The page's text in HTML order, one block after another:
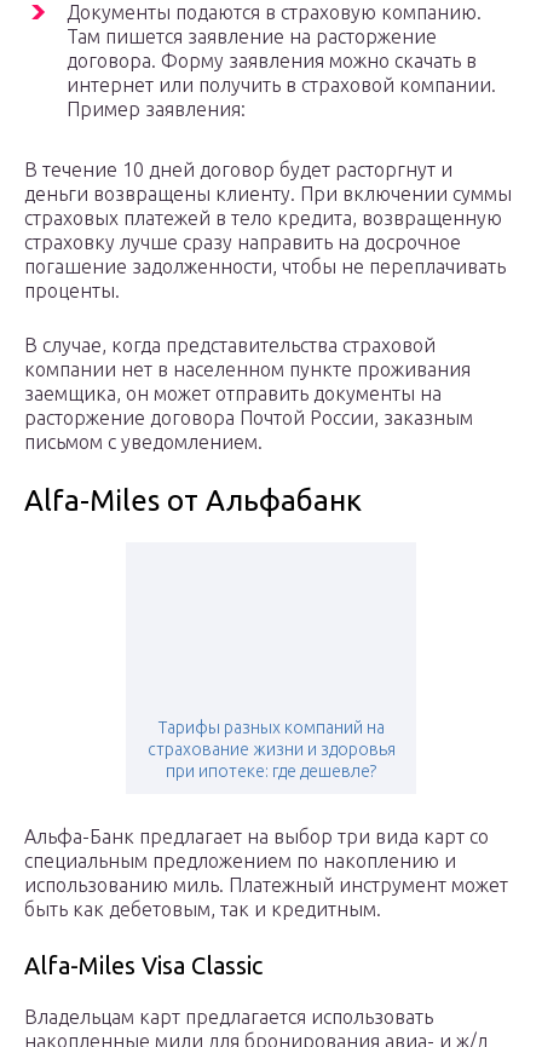
Документы подаются в страховую компанию.
Там пишется заявление на расторжение
договора. Форму заявления можно скачать в
интернет или получить в страховой компании.
Пример заявления:
В течение 10 дней договор будет расторгнут и
деньги возвращены клиенту. При включении суммы
страховых платежей в тело кредита, возвращенную
страховку лучше сразу направить на досрочное
погашение задолженности, чтобы не переплачивать
проценты.
В случае, когда представительства страховой
компании нет в населенном пункте проживания
заемщика, он может отправить документы на
расторжение договора Почтой России, заказным
письмом с уведомлением.
Alfa-Miles от Альфабанк
Тарифы разных компаний на
страхование жизни и здоровья
при ипотеке: где дешевле?
Альфа-Банк предлагает на выбор три вида карт со
специальным предложением по накоплению и
использованию миль. Платежный инструмент может
быть как дебетовым, так и кредитным.
Alfa-Miles Visa Classic
Владельцам карт предлагается использовать
накопленные мили для бронирования авиа- и ж/д